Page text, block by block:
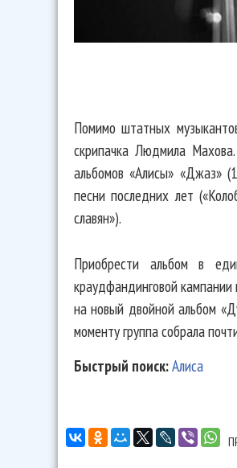
Помимо штатных
скрипачка Людмила
альбомов «Алисы» «Джаз»
песни последних лет
славян»).
Приобрести альбом в
краудфандинговой
на новый двойной альбом
моменту группа собрала
Быстрый поиск:Алиса